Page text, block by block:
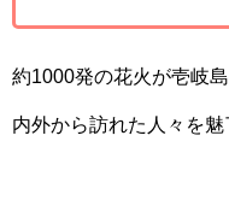
約1000発の花火が壱岐
内外から訪れた人々を魅